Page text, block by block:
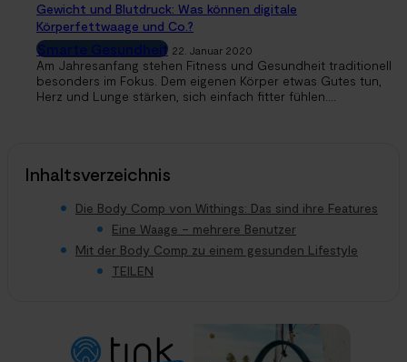
Gewicht und Blutdruck: Was können digitale
Körperfettwaage und Co.?
Smarte Gesundheit 22. Januar 2020
Am Jahresanfang stehen Fitness und Gesundheit traditionell
besonders im Fokus. Dem eigenen Körper etwas Gutes tun,
Herz und Lunge stärken, sich einfach fitter fühlen....
Inhaltsverzeichnis
Die Body Comp von Withings: Das sind ihre Features
Eine Waage – mehrere Benutzer
Mit der Body Comp zu einem gesunden Lifestyle
TEILEN